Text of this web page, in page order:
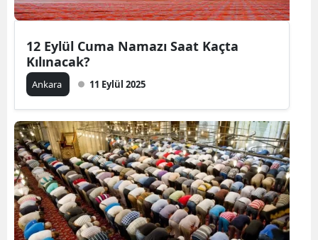
12 Eylül Cuma Namazı Saat Kaçta
Kılınacak?
Ankara 11 Eylül 2025